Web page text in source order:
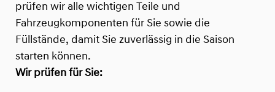
prüfen wir alle wichtigen Teile und
Fahrzeugkomponenten für Sie sowie die
Füllstände, damit Sie zuverlässig in die Saison
starten können.
Wir prüfen für Sie: